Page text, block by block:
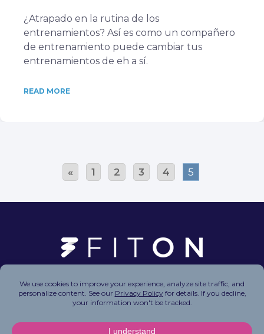
¿Atrapado en la rutina de los
entrenamientos? Así es como un compañero
de entrenamiento puede cambiar tus
entrenamientos de eh a sí.
READ MORE
« 1 2 3 4 5
Copyright © 2026 FitOn Inc. All Rights Reserved.